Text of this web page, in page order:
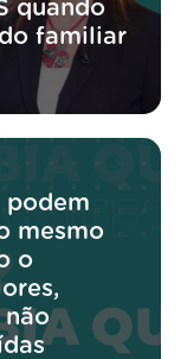
quando
familiar
podem
mesmo
o
não